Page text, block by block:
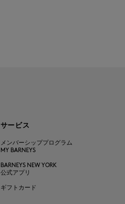
サービス
メンバーシッププログラム
MY BARNEYS
BARNEYS NEW YORK
公式アプリ
ギフトカード